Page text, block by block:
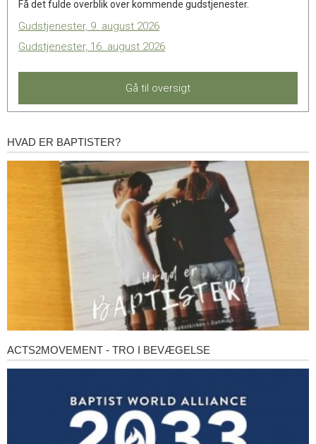
Få det fulde overblik over kommende gudstjenester.
Gudstjenester, 9. august 2026
Gudstjenester, 16. august 2026
Gå til oversigt
Hvad
HVAD ER BAPTISTER?
Acts2Movement
ACTS2MOVEMENT - TRO I BEVÆGELSE